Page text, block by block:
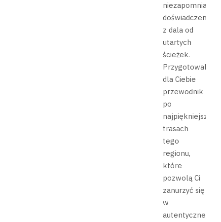
niezapomniane
doświadczenia
z dala od
utartych
ścieżek.
dla Ciebie
przewodnik
po
najpiękniejszych
trasach
tego
regionu,
które
pozwolą Ci
zanurzyć się
w
autentycznej,